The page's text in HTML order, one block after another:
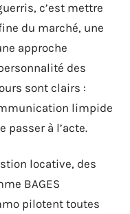
c’est mettre
du marché, une
approche
des
sont clairs :
limpide
passer à l’acte.
locative, des
BAGES
pilotent toutes